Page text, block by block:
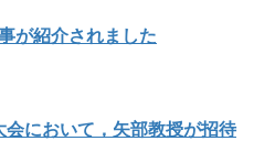
が紹介されました
において，矢部教授が招待